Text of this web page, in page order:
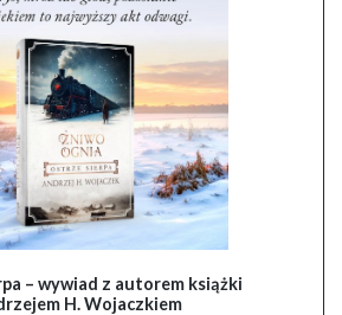
– wywiad z autorem książki
H. Wojaczkiem